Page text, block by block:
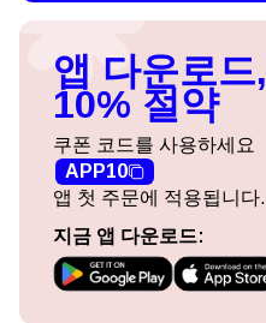
앱 다운로드,
10% 절약
쿠폰 코드를 사용하세요
APP10
앱 첫 주문에 적용됩니다.
지금 앱 다운로드: